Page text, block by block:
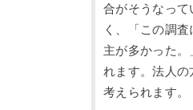
合がそうなって
く、「この調
主が多かった。
れます。法人
考えられます。